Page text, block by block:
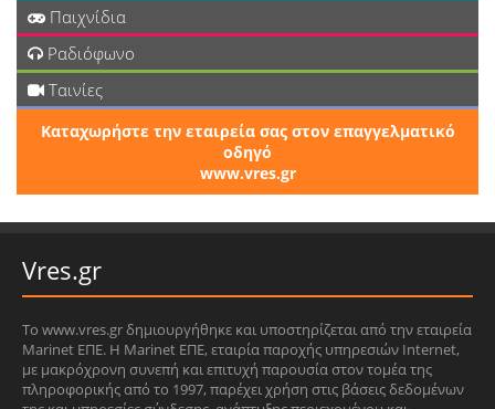
Παιχνίδια
Ραδιόφωνο
Ταινίες
Καταχωρήστε την εταιρεία σας στον επαγγελματικό
οδηγό
www.vres.gr
Vres.gr
Το www.vres.gr δημιουργήθηκε και υποστηρίζεται από την εταιρεία
Marinet ΕΠΕ. Η Marinet ΕΠΕ, εταιρία παροχής υπηρεσιών Internet,
με μακρόχρονη συνεπή και επιτυχή παρουσία στον τομέα της
πληροφορικής από το 1997, παρέχει χρήση στις βάσεις δεδομένων